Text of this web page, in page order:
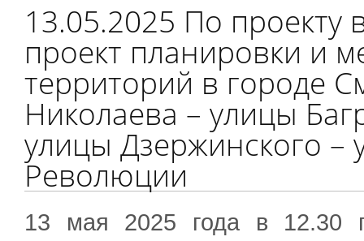
13.05.2025 По проекту
проект планировки и
территорий в городе
Николаева – улицы
улицы Дзержинского –
Революции
13 мая 2025 года в 12.30